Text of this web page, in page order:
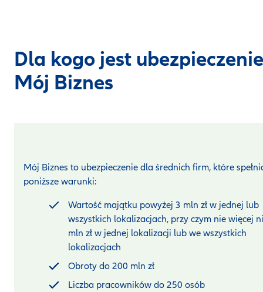
Dla kogo jest ubezpieczenie
Mój Biznes
Mój Biznes to ubezpieczenie dla średnich firm, które
poniższe warunki:
Wartość majątku powyżej 3 mln zł w jednej lub
wszystkich lokalizacjach, przy czym nie więcej
mln zł w jednej lokalizacji lub we wszystkich
lokalizacjach
Obroty do 200 mln zł
Liczba pracowników do 250 osób